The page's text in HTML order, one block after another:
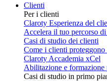
Clienti
Per i clienti
Claroty Esperienza del
Accelera il tuo percorso
Casi di studio dei clienti
Come i clienti
Claroty Accademia xCel
Abilitazione e formazione
Casi di studio in primo